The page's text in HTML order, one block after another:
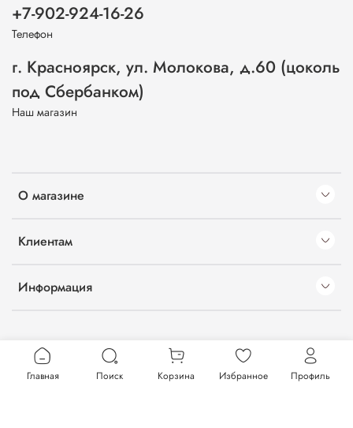
О магазине
Клиентам
Информация
+7-902-924-16-26
Телефон
г. Красноярск, ул. Молокова, д.60 (цоколь
под Сбербанком)
Наш магазин
Главная Поиск Корзина Избранное Профиль